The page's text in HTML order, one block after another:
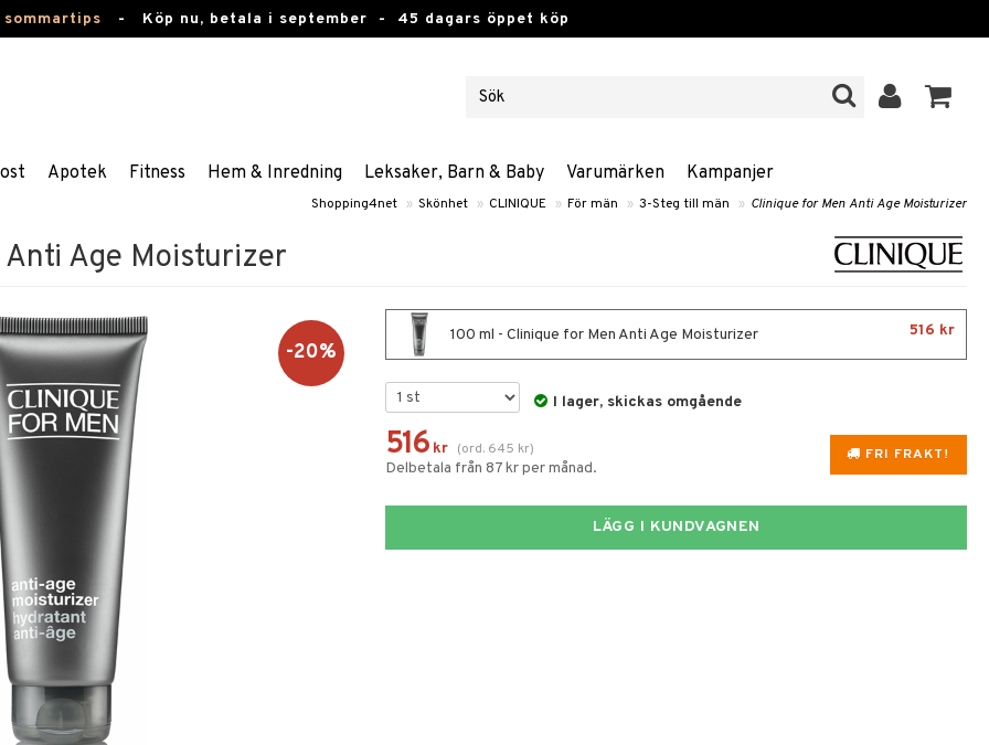
- Köp nu, betala i september - 45 dagars öppet köp
Apotek Fitness Hem & Inredning Leksaker, Barn & Baby Varumärken Kampanjer
Shopping4net » Skönhet » CLINIQUE » För män » 3-Steg till män » Clinique for Men Anti Age Moisturizer
Age Moisturizer
-20%
100 ml - Clinique for Men Anti Age Moisturizer 516 kr
I lager, skickas omgående
FRI FRAKT!
516 kr (ord. 645 kr)
Delbetala från 87 kr per månad.
LÄGG I KUNDVAGNEN